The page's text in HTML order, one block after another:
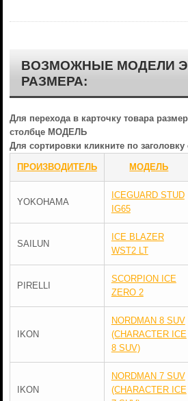
ВОЗМОЖНЫЕ МОДЕЛИ
РАЗМЕРА:
Для перехода в карточку товара
столбце МОДЕЛЬ
Для сортировки кликните по заголовку
ПРОИЗВОДИТЕЛЬ МОДЕЛЬ
YOKOHAMA
ICEGUARD STUD
IG65
SAILUN
ICE BLAZER
WST2 LT
PIRELLI
SCORPION ICE
ZERO 2
IKON
NORDMAN 8 SUV
(CHARACTER ICE
8 SUV)
IKON
NORDMAN 7 SUV
(CHARACTER ICE